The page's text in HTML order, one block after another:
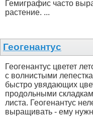
Гемиграфис часто
растение. ...
Геогенантус
Геогенантус цветет
с волнистыми
быстро увядающих
продольными
листа. Геогенантус
выращивать - ему